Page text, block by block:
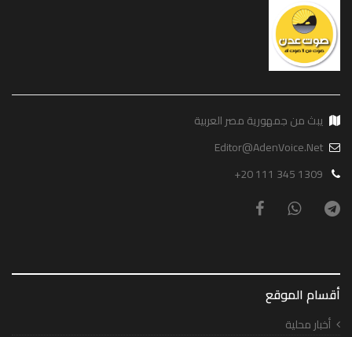
يبث من جمهورية مصر العربية
Editor@AdenVoice.Net
+20 111 345 1309
أقسام الموقع
أخبار محلية